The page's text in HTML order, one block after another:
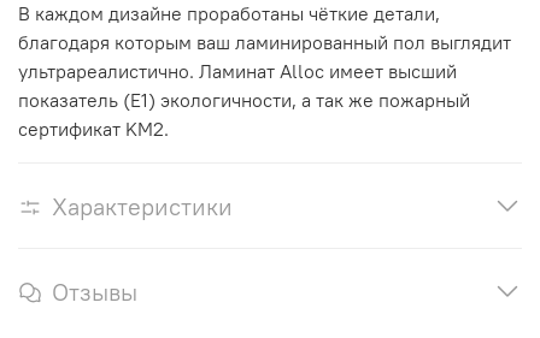
В каждом дизайне проработаны чёткие детали,
благодаря которым ваш ламинированный пол выглядит
ультрареалистично. Ламинат Alloc имеет высший
показатель (E1) экологичности, а так же пожарный
сертификат KM2.
Характеристики
Отзывы